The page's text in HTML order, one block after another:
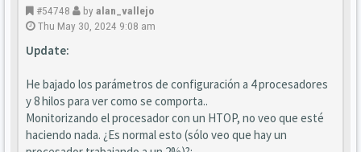
#54748 by alan_vallejo
Thu May 30, 2024 9:08 am
Update:
He bajado los parámetros de configuración a 4 procesadores
y 8 hilos para ver como se comporta..
Monitorizando el procesador con un HTOP, no veo que esté
haciendo nada. ¿Es normal esto (sólo veo que hay un